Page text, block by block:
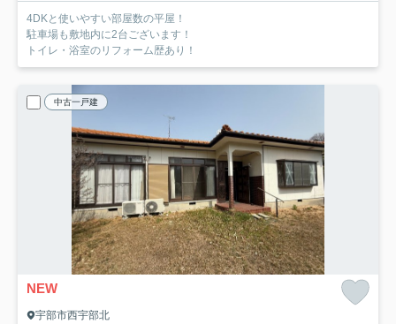
4DKと使いやすい部屋数の平屋！
駐車場も敷地内に2台ございます！
トイレ・浴室のリフォーム歴あり！
中古一戸建
NEW
宇部市西宇部北